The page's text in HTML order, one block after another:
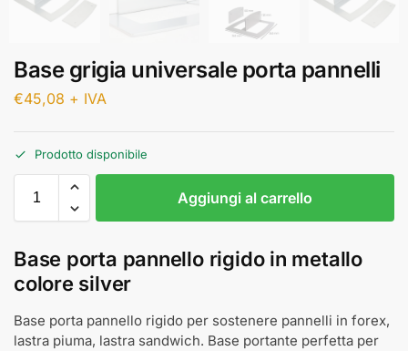
Base grigia universale porta pannelli
€45,08 + IVA
Prodotto disponibile
Aggiungi al carrello
Base porta pannello rigido in metallo
colore silver
Base porta pannello rigido per sostenere pannelli in forex,
lastra piuma, lastra sandwich. Base portante perfetta per